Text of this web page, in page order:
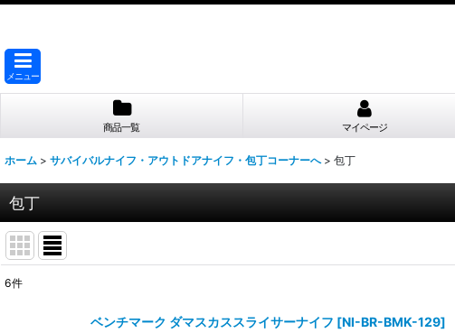
メニュー
商品一覧 マイページ
ホーム > サバイバルナイフ・アウトドアナイフ・包丁コーナーへ > 包丁
包丁
6件
ベンチマーク ダマスカススライサーナイフ [NI-BR-BMK-129]